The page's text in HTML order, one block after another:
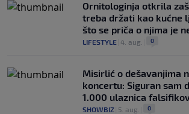
Ornitologinja otkrila
treba držati kao kućne
što se priča o njima je
LIFESTYLE 4. aug. 0
Misirlić o dešavanjima
koncertu: Siguran sam
1.000 ulaznica
SHOWBIZ 5. aug. 0